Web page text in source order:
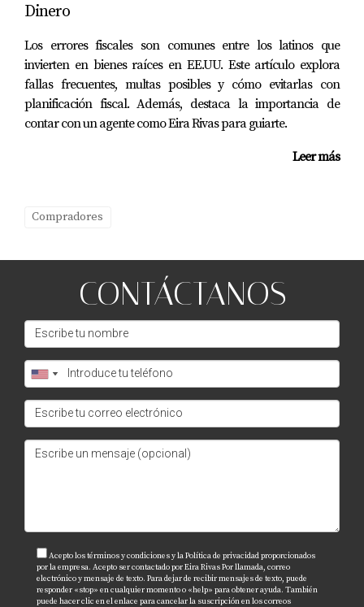
Dinero
Los errores fiscales son comunes entre los latinos que
invierten en bienes raíces en EE.UU. Este artículo explora
fallas frecuentes, multas posibles y cómo evitarlas con
planificación fiscal. Además, destaca la importancia de
contar con un agente como Eira Rivas para guiarte.
Leer más
Compradores
CONTÁCTANOS
Acepto los términos y condiciones y la Política de privacidad proporcionados
por la empresa. Acepto ser contactado por Eira Rivas Por llamada, correo
electrónico y mensaje de texto. Para dejar de recibir mensajes de texto, puede
responder «stop» en cualquier momento o «help» para obtener ayuda. También
puede hacer clic en el enlace para cancelar la suscripción en los correos